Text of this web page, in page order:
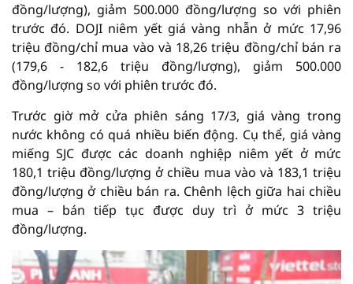
đồng/lượng), giảm 500.000 đồng/lượng so với phiên
trước đó. DOJI niêm yết giá vàng nhẫn ở mức 17,96
triệu đồng/chỉ mua vào và 18,26 triệu đồng/chỉ bán ra
(179,6 - 182,6 triệu đồng/lượng), giảm 500.000
đồng/lượng so với phiên trước đó.
Trước giờ mở cửa phiên sáng 17/3, giá vàng trong
nước không có quá nhiều biến động. Cụ thể, giá vàng
miếng SJC được các doanh nghiệp niêm yết ở mức
180,1 triệu đồng/lượng ở chiều mua vào và 183,1 triệu
đồng/lượng ở chiều bán ra. Chênh lệch giữa hai chiều
mua – bán tiếp tục được duy trì ở mức 3 triệu
đồng/lượng.